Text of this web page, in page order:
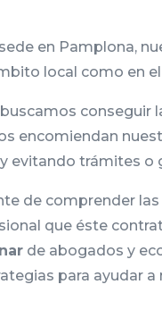
sede en Pamplona,
local como en
buscamos conseguir
encomiendan
evitando trámites o
de comprender
que éste
de abogados y
para ayudar